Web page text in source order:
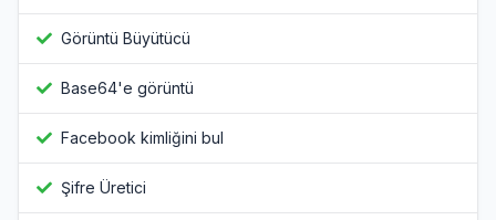
Görüntü Büyütücü
Base64'e görüntü
Facebook kimliğini bul
Şifre Üretici